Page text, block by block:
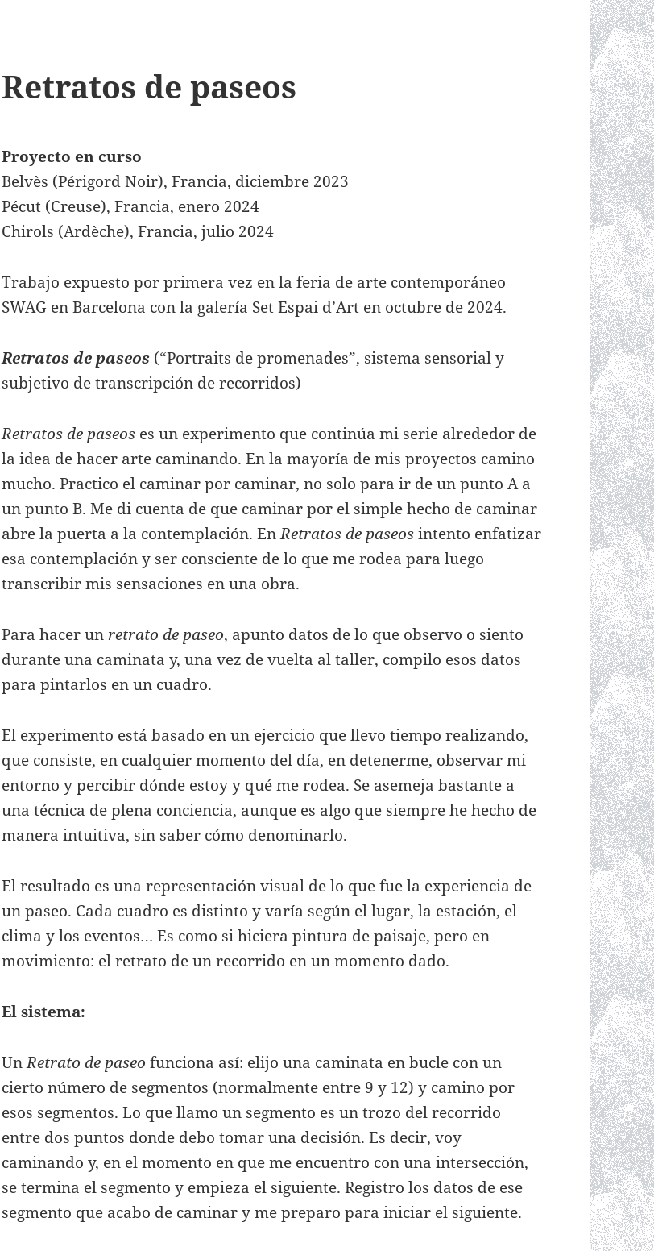
Retratos de paseos
Proyecto en curso
Belvès (Périgord Noir), Francia, diciembre 2023
Pécut (Creuse), Francia, enero 2024
Chirols (Ardèche), Francia, julio 2024
Trabajo expuesto por primera vez en la feria de arte contemporáneo
SWAGen Barcelona con la galería Set Espai d’Arten octubre de 2024.
Retratos de paseos(“Portraits de promenades”, sistema sensorial y
subjetivo de transcripción de recorridos)
Retratos de paseoses un experimento que continúa mi serie alrededor de
la idea de hacer arte caminando. En la mayoría de mis proyectos camino
mucho. Practico el caminar por caminar, no solo para ir de un punto A a
un punto B. Me di cuenta de que caminar por el simple hecho de caminar
abre la puerta a la contemplación. EnRetratos de paseosintento enfatizar
esa contemplación y ser consciente de lo que me rodea para luego
transcribir mis sensaciones en una obra.
Para hacer un retrato de paseo, apunto datos de lo que observo o siento
durante una caminata y, una vez de vuelta al taller, compilo esos datos
para pintarlos en un cuadro.
El experimento está basado en un ejercicio que llevo tiempo realizando,
que consiste, en cualquier momento del día, en detenerme, observar mi
entorno y percibir dónde estoy y qué me rodea. Se asemeja bastante a
una técnica de plena conciencia, aunque es algo que siempre he hecho de
manera intuitiva, sin saber cómo denominarlo.
El resultado es una representación visual de lo que fue la experiencia de
un paseo. Cada cuadro es distinto y varía según el lugar, la estación, el
clima y los eventos… Es como si hiciera pintura de paisaje, pero en
movimiento: el retrato de un recorrido en un momento dado.
El sistema:
UnRetrato de paseo funciona así: elijo una caminata en bucle con un
cierto número de segmentos (normalmente entre 9 y 12) y camino por
esos segmentos. Lo que llamo un segmento es un trozo del recorrido
entre dos puntos donde debo tomar una decisión. Es decir, voy
caminando y, en el momento en que me encuentro con una intersección,
se termina el segmento y empieza el siguiente. Registro los datos de ese
segmento que acabo de caminar y me preparo para iniciar el siguiente.